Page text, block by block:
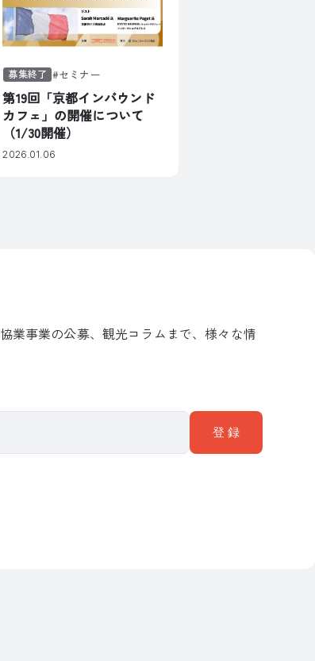
募集終了 セミナー
第19回「京都インバウンド
カフェ」の開催について
（1/30開催）
2026.01.06
業事業の公募、観光コラムまで、様々な情